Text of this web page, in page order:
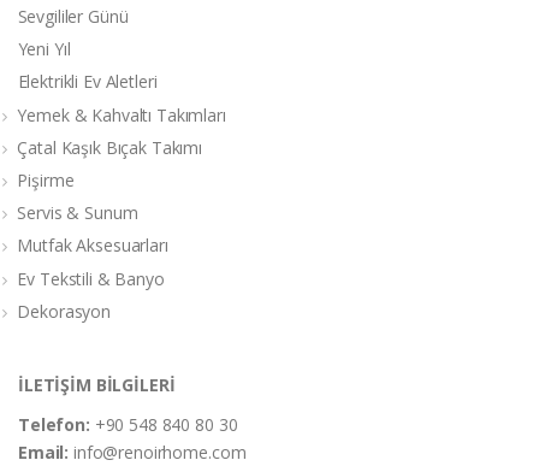
Sevgililer Günü
Yeni Yıl
Elektrikli Ev Aletleri
Yemek & Kahvaltı Takımları
Çatal Kaşık Bıçak Takımı
Pişirme
Servis & Sunum
Mutfak Aksesuarları
Ev Tekstili & Banyo
Dekorasyon
İLETİŞİM BİLGİLERİ
Telefon: +90 548 840 80 30
Email:info@renoirhome.com